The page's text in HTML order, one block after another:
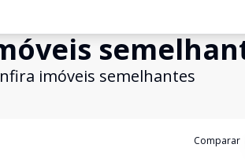
imóveis semelhantes
Comparar